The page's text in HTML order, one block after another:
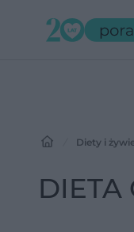
Diety i